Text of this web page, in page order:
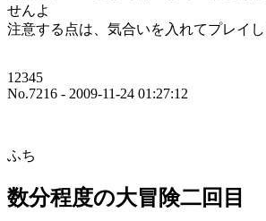
せんよ
注意する点は、気合いを入れてプレイ
12345
No.7216 - 2009-11-24 01:27:12
ふち
数分程度の大冒険二回目